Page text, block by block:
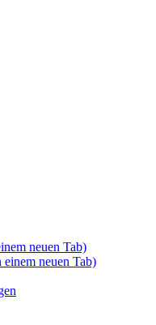
neuen Tab)
neuen Tab)